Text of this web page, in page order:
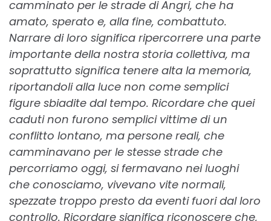
camminato per le strade di Angri, che ha
amato, sperato e, alla fine, combattuto.
Narrare di loro significa ripercorrere una parte
importante della nostra storia collettiva, ma
soprattutto significa tenere alta la memoria,
riportandoli alla luce non come semplici
figure sbiadite dal tempo. Ricordare che quei
caduti non furono semplici vittime di un
conflitto lontano, ma persone reali, che
camminavano per le stesse strade che
percorriamo oggi, si fermavano nei luoghi
che conosciamo, vivevano vite normali,
spezzate troppo presto da eventi fuori dal loro
controllo. Ricordare significa riconoscere che,